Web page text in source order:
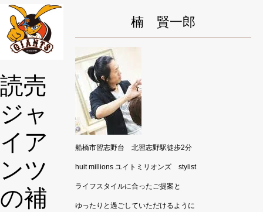
読売
ジャ
イア
ンツ
の補
楠 賢一郎
船橋市習志野台 北習志野駅徒歩2分
huit millions ユイトミリオンズ stylist
ライフスタイルに合ったご提案と
ゆったりと過ごしていただけるように